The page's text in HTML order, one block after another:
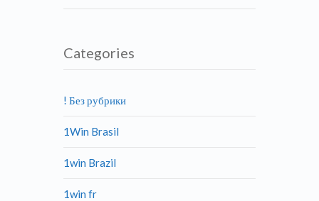
Categories
! Без рубрики
1Win Brasil
1win Brazil
1win fr